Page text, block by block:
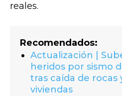
reales.
Recomendados:
Actualización |
heridos por sismo
tras caída de rocas
viviendas